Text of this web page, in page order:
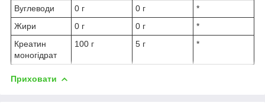
Вуглеводи
0 г 0 г
*
Жири
0 г 0 г
*
Креатин
моногідрат
100 г 5 г *
Приховати